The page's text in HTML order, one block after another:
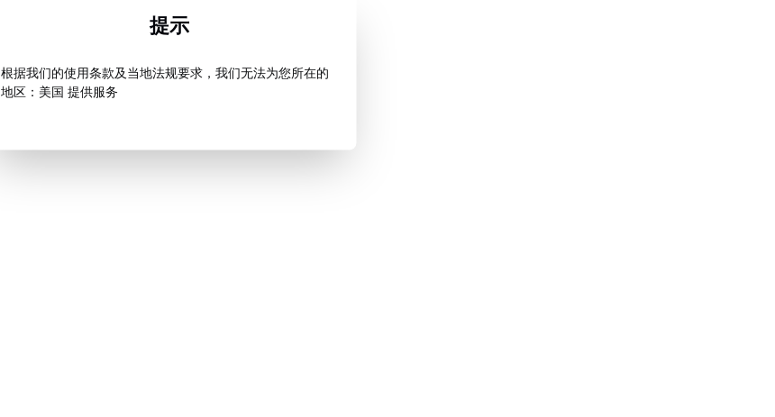
提示
根据我们的使用条款及当地法规要求，我们无法为您所在的
地区：美国 提供服务